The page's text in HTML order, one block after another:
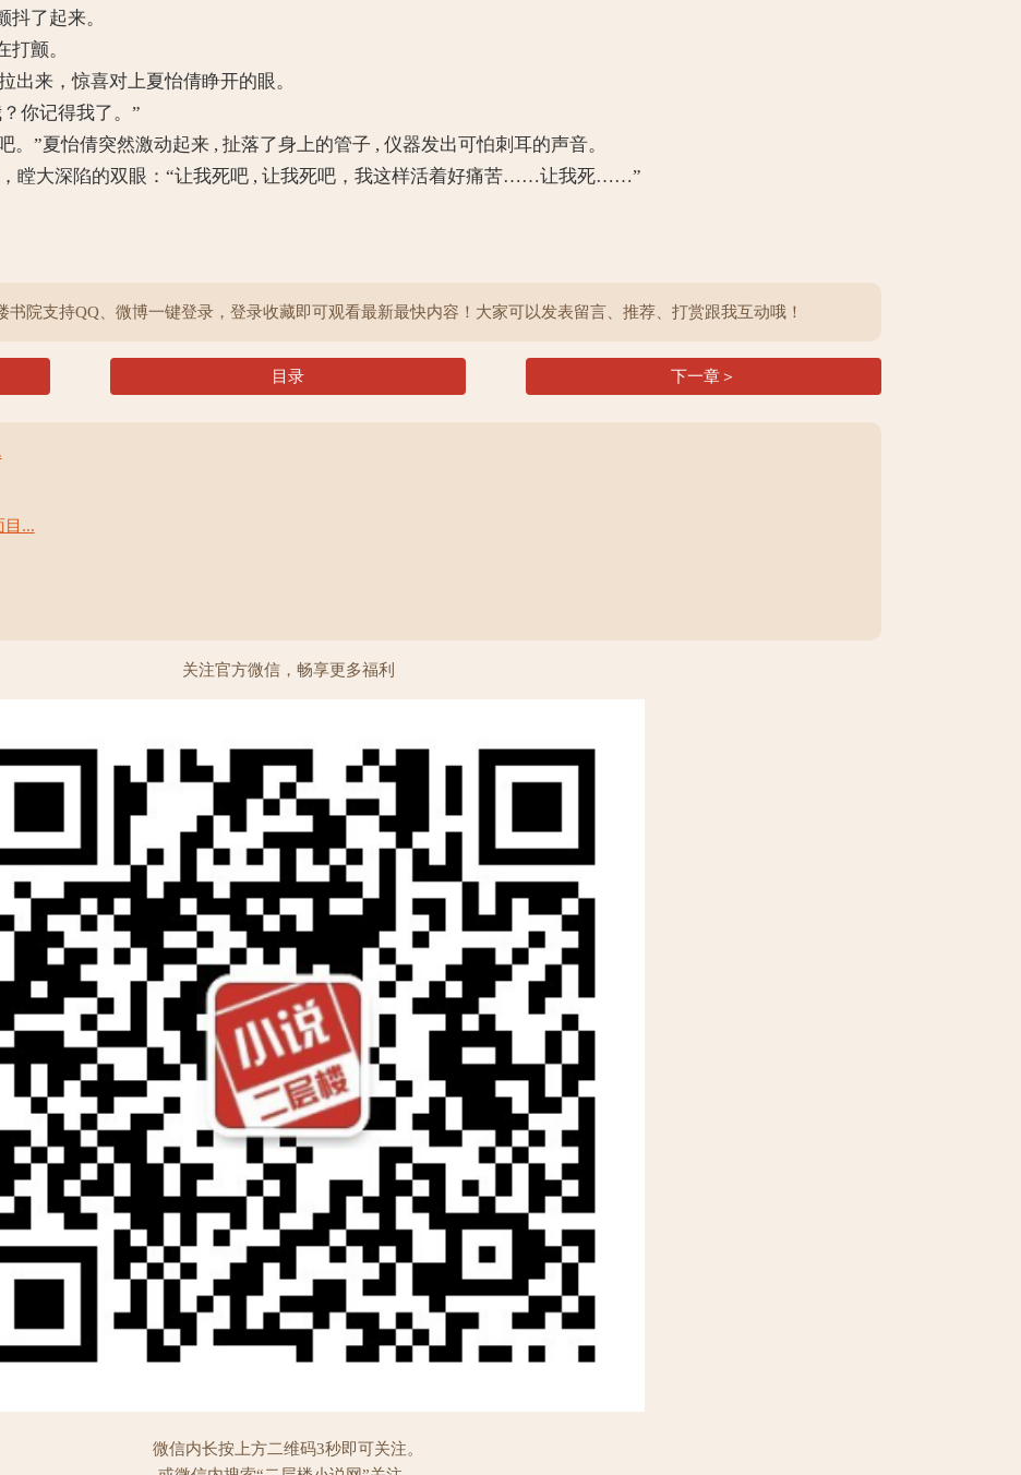
了起来。
颤。
来，惊喜对上夏怡倩睁开的眼。
你记得我了。”
”夏怡倩突然激动起来 , 扯落了身上的管子 , 仪器发出可怕刺耳的声音。
大深陷的双眼：“让我死吧 , 让我死吧，我这样活着好痛苦……让我死……”
院支持QQ、微博一键登录，登录收藏即可观看最新最快内容！大家可以发表留言、推荐、打赏跟我互动哦！
目录 下一章＞
目...
关注官方微信，畅享更多福利
微信内长按上方二维码3秒即可关注。